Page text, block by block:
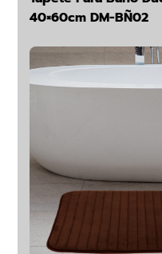
40×60cm DM-BÑ02